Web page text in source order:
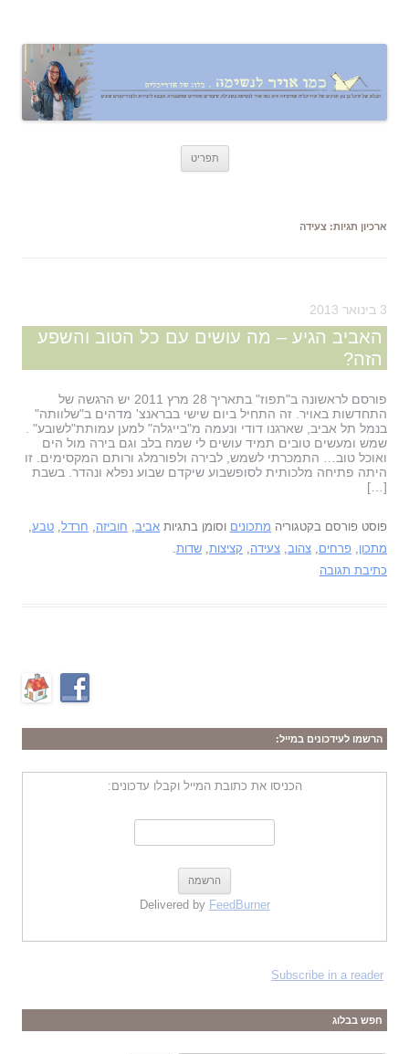
תפריט
ארכיון תגיות: צעידה
3 בינואר 2013
האביב הגיע – מה עושים עם כל הטוב והשפע
הזה?
פורסם לראשונה ב"תפוז" בתאריך 28 מרץ 2011 יש הרגשה של
התחדשות באויר. זה התחיל ביום שישי בבראנצ' מדהים ב"שלוותה"
בנמל תל אביב, שארגנו דודי ונעמה מ"בייגלה" למען עמותת"לשובע" .
שמש ומעשים טובים תמיד עושים לי שמח בלב וגם בירה מול הים
ואוכל טוב… התמכרתי לשמש, לבירה ולפורמלג ורותם המקסימים. זו
היתה פתיחה מלכותית לסופשבוע שיקדם שבוע נפלא ונהדר. בשבת
[…]
פוסט פורסם בקטגוריה מתכונים וסומן בתגיות אביב, חוביזה, חרדל, טבע,
מתכון, פרחים, צהוב, צעידה, קציצות, שדות.
כתיבת תגובה
הרשמו לעידכונים במייל:
הכניסו את כתובת המייל וקבלו עדכונים:
Delivered by FeedBurner
Subscribe in a reader
חפש בבלוג